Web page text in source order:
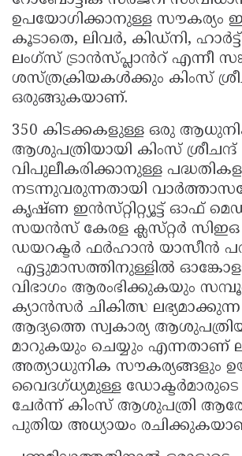
ഉപയോഗിക്കാനുള്ള സൗകര്യം
കൂടാതെ, ലിവർ, കിഡ്നി,
ലംഗ്സ് ട്രാൻസ്പ്ലാൻറ് എന്നീ
ശസ്ത്രക്രിയകൾക്കും കിംസ്
ഒരുങ്ങുകയാണ്.
350 കിടക്കകളുള്ള ഒരു
ആശുപത്രിയായി കിംസ് ശ്രീചന്ദ്
വിപുലീകരിക്കാനുള്ള
നടന്നുവരുന്നതായി
കൃഷ്‌ണ ഇൻസ്‌റ്റിറ്റ്യൂട്ട് ഓഫ്
സയൻസ് കേരള ക്ലസ്‌റ്റർ
ഡയറക്ടർ ഫർഹാൻ യാസീൻ
എട്ടുമാസത്തിനുള്ളിൽ
വിഭാഗം ആരംഭിക്കുകയും
ക്യാൻസർ ചികിത്സ
ആദ്യത്തെ സ്വകാര്യ
മാറുകയും ചെയ്യും എന്നതാണ്
അത്യാധുനിക സൗകര്യങ്ങളും
വൈദഗ്ധ്യമുള്ള
ചേർന്ന് കിംസ് ആശുപത്രി
പുതിയ അധ്യായം